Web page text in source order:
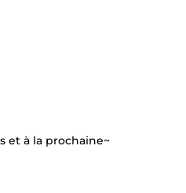
et à la prochaine~